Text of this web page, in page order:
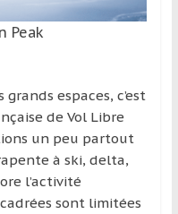
Peak
espaces, c’est
de Vol Libre
un peu partout
à ski, delta,
l’activité
sont limitées